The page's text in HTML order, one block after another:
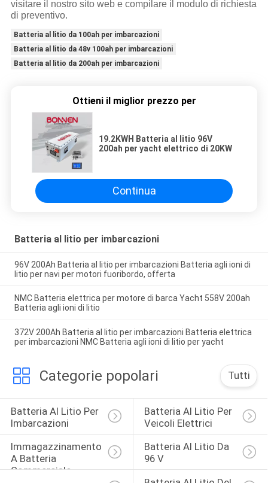
visitare il nostro sito web e compilare il modulo di richiesta
di preventivo.
Batteria al litio da 100ah per imbarcazioni
Batteria al litio da 48v 100ah per imbarcazioni
Batteria al litio da 200ah per imbarcazioni
Ottieni il miglior prezzo per
19.2KWH Batteria al litio 96V
200ah per yacht elettrico di 20KW
Continua
Batteria al litio per imbarcazioni
96V 200Ah Batteria al litio per imbarcazioni Batteria agli ioni di
litio per navi per motori fuoribordo, offerta
NMC Batteria elettrica per motore di barca Yacht 558V 200ah
Batteria agli ioni di litio
372V 200Ah Batteria al litio per imbarcazioni Batteria elettrica
per imbarcazioni NMC Batteria agli ioni di litio per yacht
Categorie popolari Tutti
Batteria Al Litio Per
Imbarcazioni
Batteria Al Litio Per
Veicoli Elettrici
Immagazzinamento
A Batteria
Commerciale
Batteria Al Litio Da
96 V